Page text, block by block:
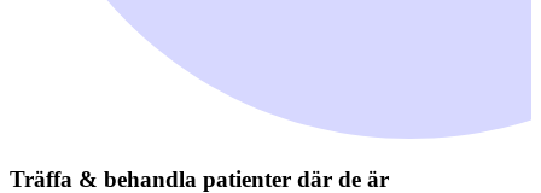
Träffa & behandla patienter där de är